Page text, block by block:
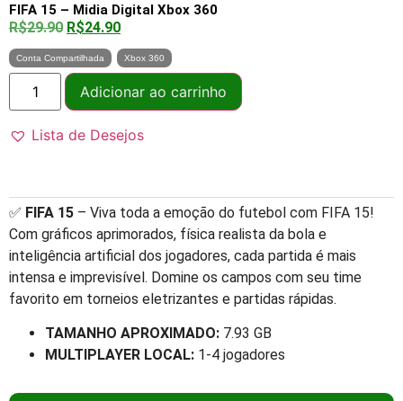
FIFA 15 – Midia Digital Xbox 360
R$29.90 R$24.90
Conta Compartilhada Xbox 360
Adicionar ao carrinho
Lista de Desejos
✅ FIFA 15 – Viva toda a emoção do futebol com FIFA 15!
Com gráficos aprimorados, física realista da bola e
inteligência artificial dos jogadores, cada partida é mais
intensa e imprevisível. Domine os campos com seu time
favorito em torneios eletrizantes e partidas rápidas.
TAMANHO APROXIMADO: 7.93 GB
MULTIPLAYER LOCAL: 1-4 jogadores